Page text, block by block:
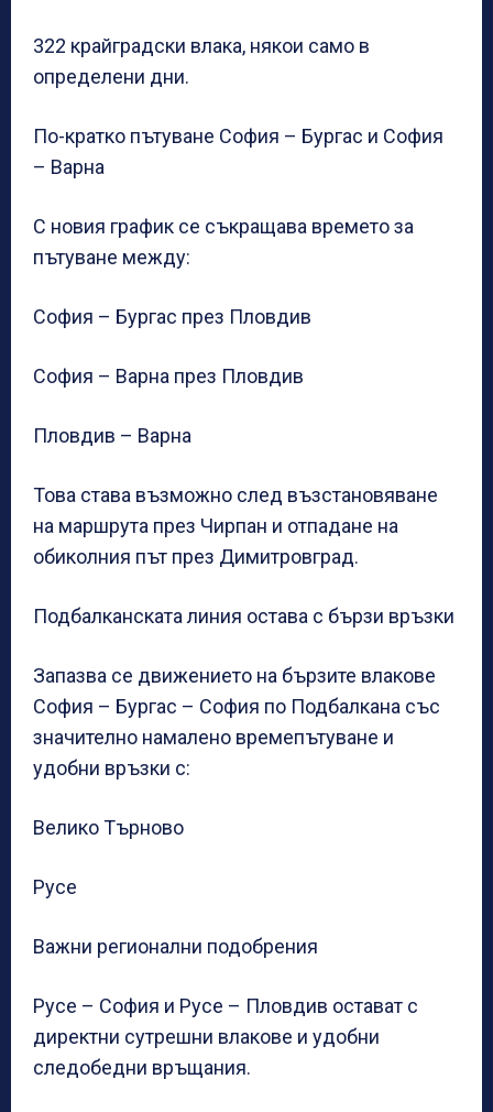
322 крайградски влака, някои само в
определени дни.
По-кратко пътуване София – Бургас и София
– Варна
С новия график се съкращава времето за
пътуване между:
София – Бургас през Пловдив
София – Варна през Пловдив
Пловдив – Варна
Това става възможно след възстановяване
на маршрута през Чирпан и отпадане на
обиколния път през Димитровград.
Подбалканската линия остава с бързи връзки
Запазва се движението на бързите влакове
София – Бургас – София по Подбалкана със
значително намалено времепътуване и
удобни връзки с:
Велико Търново
Русе
Важни регионални подобрения
Русе – София и Русе – Пловдив остават с
директни сутрешни влакове и удобни
следобедни връщания.